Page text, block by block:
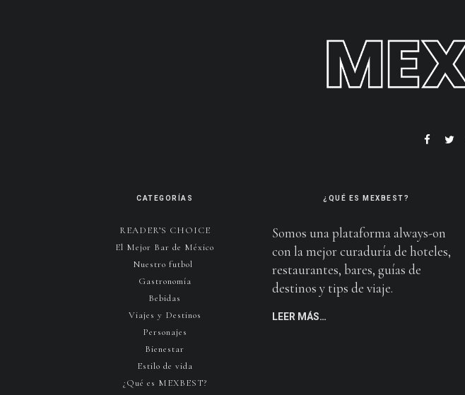
CATEGORÍAS
READER’S CHOICE
El Mejor Bar de México
Nuestro futbol
Gastronomía
Bebidas
Viajes y Destinos
Personajes
Bienestar
Estilo de vida
¿Qué es MEXBEST?
¿QUÉ ES MEXBEST?
Somos una plataforma always-on
con la mejor curaduría de hoteles,
restaurantes, bares, guías de
destinos y tips de viaje.
LEER MÁS…